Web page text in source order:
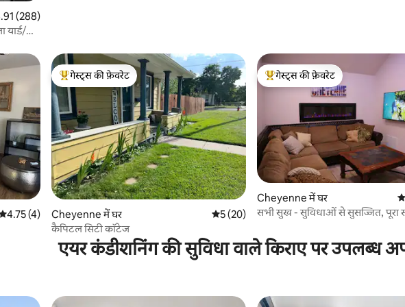
रेटिंग 5 में से 4.91, 288 समीक्षाएँ
(288)
यार्ड/
रेटिंग 5 में से 4.75, 4 समीक्षाएँ
4.75 (4)
गेस्ट्स का टॉप फ़ेवरेट
गेस्ट्स की फ़ेवरेट
Cheyenne में घर औसत रेटिंग 5 में से 5, 20 समीक्षाएँ
5 (20)
कैपिटल सिटी कॉटेज
गेस्ट्स का टॉप फ़ेवरेट
गेस्ट्स की फ़ेवरेट
Cheyenne में घर
सभी सुख - सुविधाओं से सुसज्जित, पूरा
एयर कंडीशनिंग की सुविधा वाले किराए पर उपलब्ध